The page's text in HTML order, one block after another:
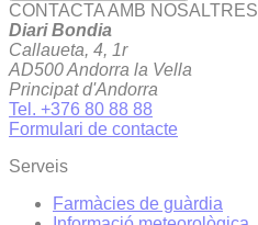
CONTACTA AMB NOSALTRES
Diari Bondia
Callaueta, 4, 1r
AD500 Andorra la Vella
Principat d'Andorra
Tel. +376 80 88 88
Formulari de contacte
Serveis
Farmàcies de guàrdia